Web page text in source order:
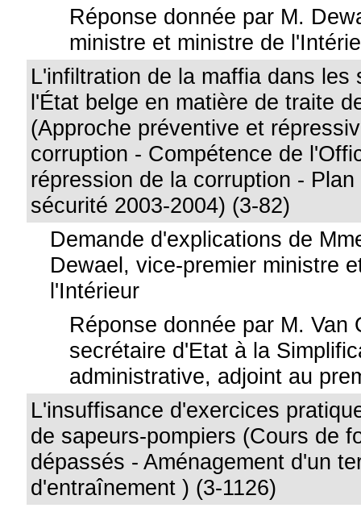
Réponse donnée par M.
ministre et ministre de
L'infiltration de la maffia dans les
l'État belge en matière de traite
(Approche préventive et
corruption - Compétence de
répression de la corruption -
sécurité 2003-2004) (3-82)
Demande d'explications de
Dewael, vice-premier ministre
l'Intérieur
Réponse donnée par M. Van
secrétaire d'Etat à la
administrative, adjoint au
L'insuffisance d'exercices
de sapeurs-pompiers (Cours de
dépassés - Aménagement d'un
d'entraînement ) (3-1126)